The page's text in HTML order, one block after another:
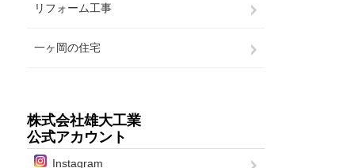
リフォーム工事
一ヶ岡の住宅
株式会社雄大工業
公式アカウント
Instagram